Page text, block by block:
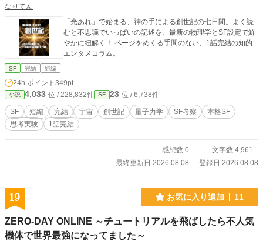
なりてん
「光あれ」で始まる、神の手による創世記の七日間。よく読
むと不思議でいっぱいの記述を、最新の物理学とSF設定で鮮
やかに紐解く！ ページをめくる手間のない、1話完結の知的
エンタメコラム。
SF 完結 短編
24h.ポイント 349pt
小説 4,033 位 / 228,832件 SF 23 位 / 6,738件
SF 短編 完結 宇宙 創世記 量子力学 SF考察
本格SF
思考実験
1話完結
感想数 0
文字数 4,961
最終更新日 2026.08.08
登録日 2026.08.08
19 お気に入り追加 11
ZERO-DAY ONLINE ～チュートリアルを飛ばしたら不人気
機体で世界最強になってました～